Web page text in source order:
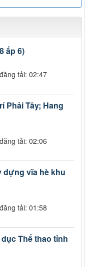
ấp 6)
tải: 02:47
Phải Tây; Hang
tải: 02:06
dựng vĩa hè khu
tải: 01:58
Thể thao tỉnh